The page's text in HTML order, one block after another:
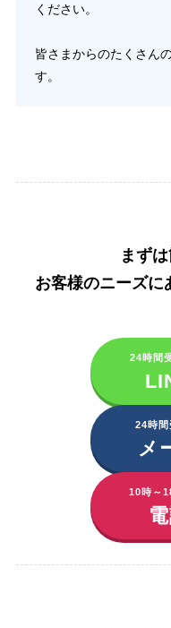
ください。
皆さまからのたくさん
す。
まず
お客様のニーズに
24時間
24時
メ
10時～